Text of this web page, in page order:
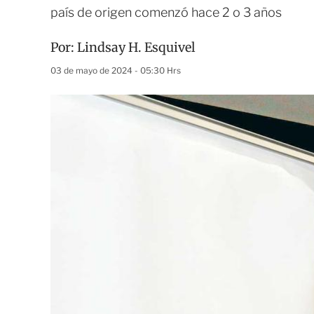
país de origen comenzó hace 2 o 3 años
Por: Lindsay H. Esquivel
03 de mayo de 2024 - 05:30 Hrs